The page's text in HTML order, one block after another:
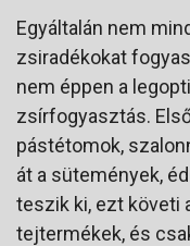
Egyáltalán nem
zsiradékokat
nem éppen a
zsírfogyasztás.
pástétomok,
át a sütemények,
teszik ki, ezt követi
tejtermékek, és